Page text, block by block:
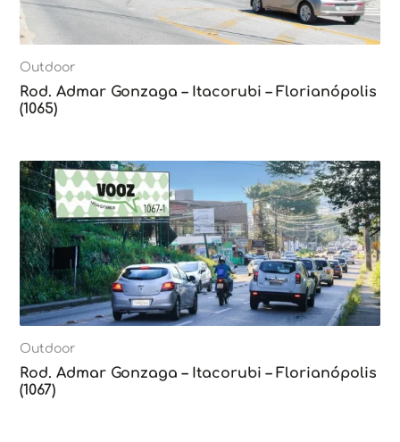
Outdoor
Rod. Admar Gonzaga – Itacorubi – Florianópolis
(1065)
Outdoor
Rod. Admar Gonzaga – Itacorubi – Florianópolis
(1067)